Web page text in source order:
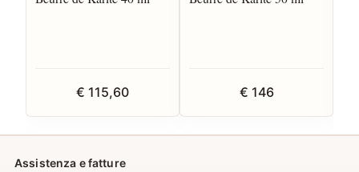
€ 115,60 € 146
Assistenza e fatture